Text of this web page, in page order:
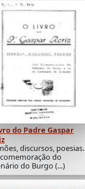
do Padre Gaspar
discursos, poesias.
do
do Burgo (...)